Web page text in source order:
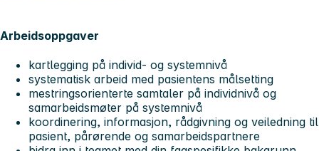
Arbeidsoppgaver
kartlegging på individ- og systemnivå
systematisk arbeid med pasientens målsetting
mestringsorienterte samtaler på individnivå og
samarbeidsmøter på systemnivå
koordinering, informasjon, rådgivning og veiledning til
pasient, pårørende og samarbeidspartnere